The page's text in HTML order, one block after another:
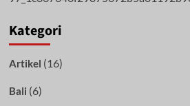
Kategori
Artikel (16)
Bali (6)